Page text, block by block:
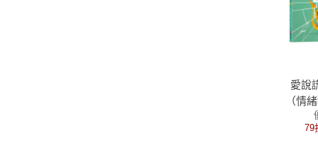
愛說
（情
暢
【 79